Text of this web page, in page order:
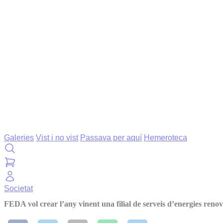
Galeries Vist i no vist Passava per aquí Hemeroteca
Societat
FEDA vol crear l’any vinent una filial de serveis d’energies